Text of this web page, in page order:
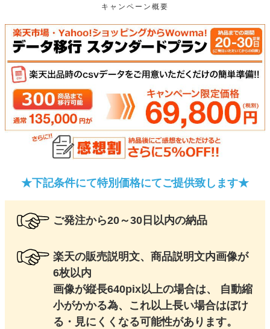
キャンペーン概要
★下記条件にて特別価格にてご提供致します★
ご発注から20～30日以内の納品
楽天の販売説明文、商品説明文内画像が
6枚以内
画像が縦長640pix以上の場合は、 自動縮
小がかかる為、これ以上長い場合はぼけ
る・見にくくなる可能性があります。